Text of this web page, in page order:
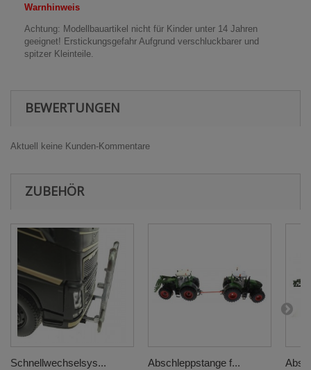
Warnhinweis
Achtung: Modellbauartikel nicht für Kinder unter 14 Jahren
geeignet! Erstickungsgefahr Aufgrund verschluckbarer und
spitzer Kleinteile.
BEWERTUNGEN
Aktuell keine Kunden-Kommentare
ZUBEHÖR
Schnellwechselsys... Abschleppstange f...